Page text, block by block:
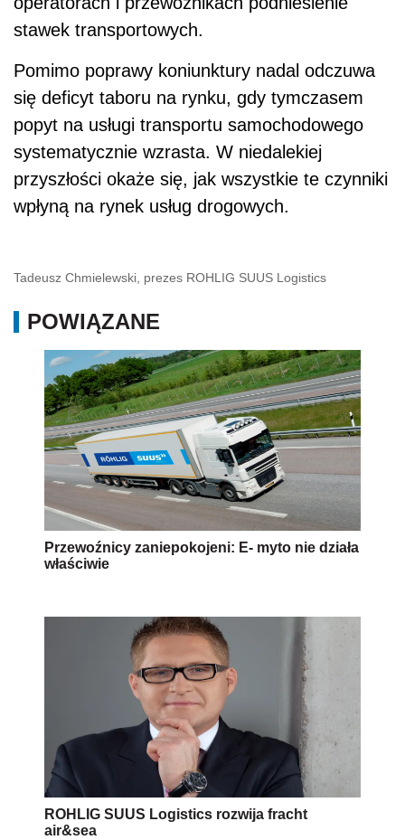
stawek transportowych.
Pomimo poprawy koniunktury nadal odczuwa
się deficyt taboru na rynku, gdy tymczasem
popyt na usługi transportu samochodowego
systematycznie wzrasta. W niedalekiej
przyszłości okaże się, jak wszystkie te czynniki
wpłyną na rynek usług drogowych.
Tadeusz Chmielewski, prezes ROHLIG SUUS Logistics
POWIĄZANE
Przewoźnicy zaniepokojeni: E- myto nie działa
właściwie
ROHLIG SUUS Logistics rozwija fracht
air&sea